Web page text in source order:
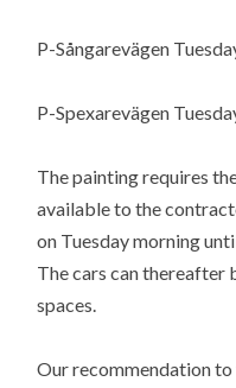
P-Sångarevägen
P-Spexarevägen
The painting requires
available to the
on Tuesday morning
The cars can thereafter
spaces.
Our recommendation